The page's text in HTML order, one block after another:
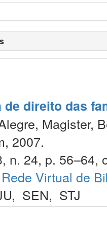
direito das
Magister,
2007.
n. 24, p. 56–64,
Rede Virtual de
, SEN, STJ